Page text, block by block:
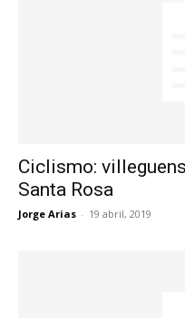
Ciclismo:
Santa Rosa
Jorge Arias - 19 abril, 2019